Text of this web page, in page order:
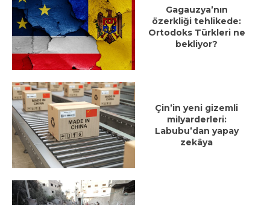
Gagauzya’nın
özerkliği tehlikede:
Ortodoks Türkleri ne
bekliyor?
Çin’in yeni gizemli
milyarderleri:
Labubu’dan yapay
zekâya